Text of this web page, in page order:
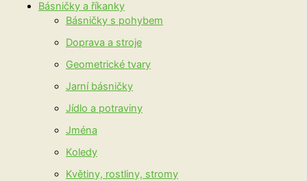
Básničky a říkanky
Básničky s pohybem
Doprava a stroje
Geometrické tvary
Jarní básničky
Jídlo a potraviny
Jména
Koledy
Květiny, rostliny, stromy